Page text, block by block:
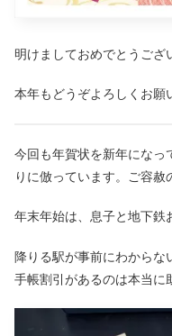
明けましておめでとうござ
本年もどうぞよろしくお願
今回も年賀状を新年になっ
りに倣っています。ご容赦
年末年始は、息子と地下鉄
降りる駅が事前にわから
手帳割引があるのは本当に